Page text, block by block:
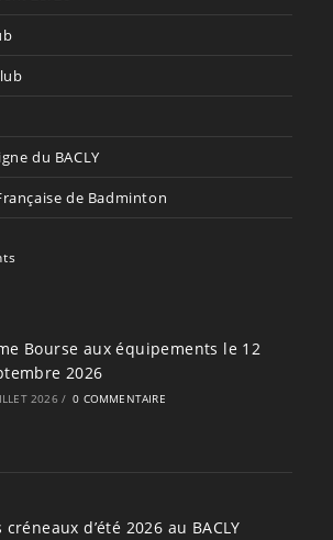
du BACLY
de Badminton
Bourse aux équipements le 12
2026
2026 / 0 COMMENTAIRE
créneaux d’été 2026 au BACLY